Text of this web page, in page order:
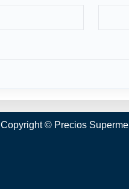
Copyright © Precios